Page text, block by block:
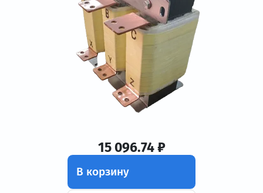
15 096.74 ₽
В корзину